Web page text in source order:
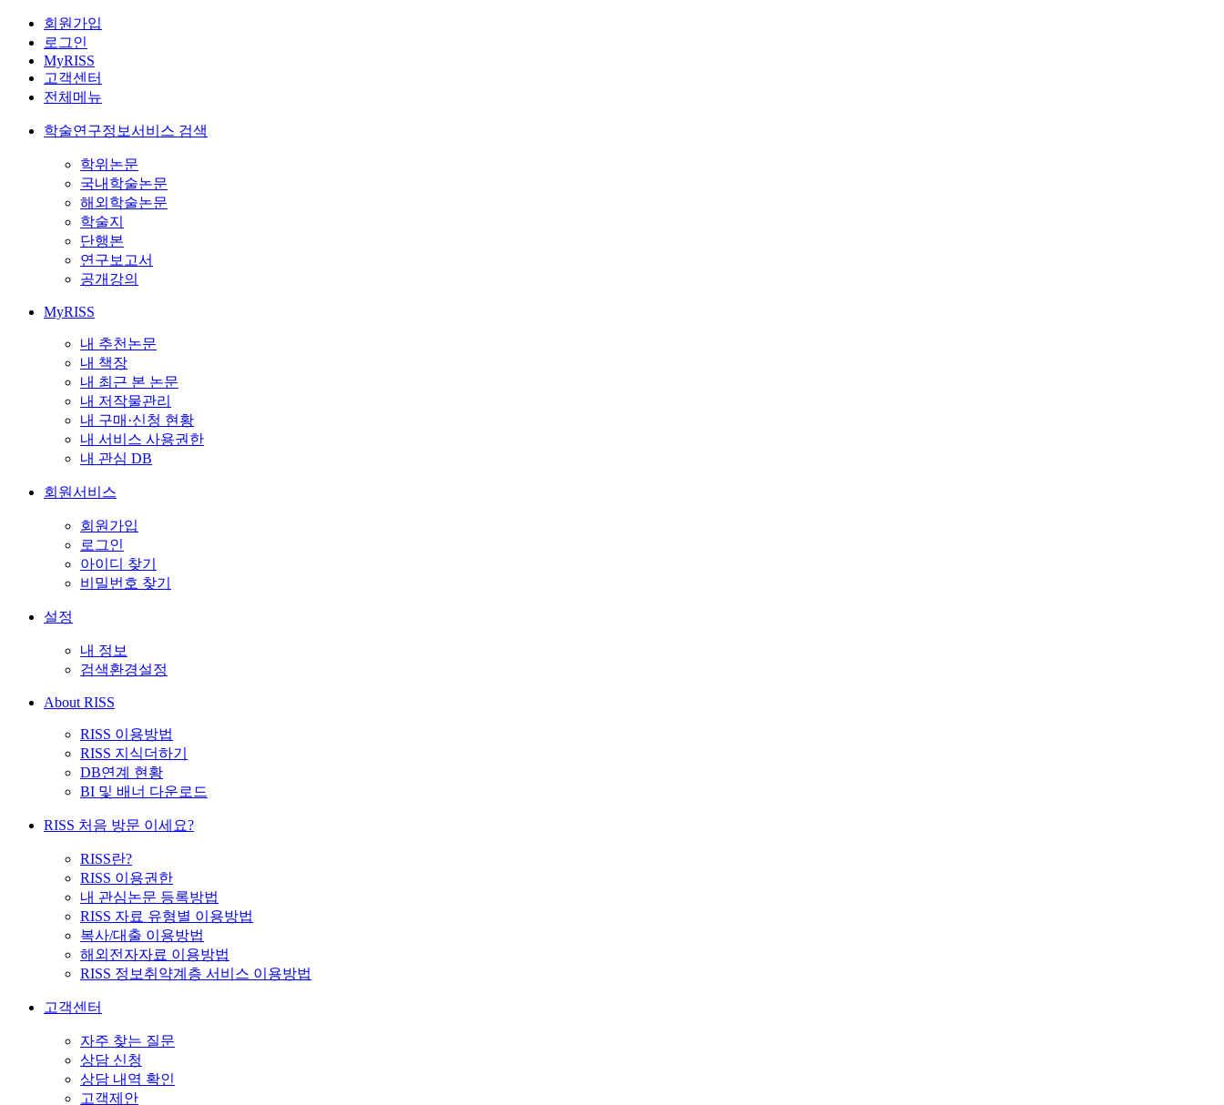
회원가입
로그인
MyRISS
고객센터
전체메뉴
학술연구정보서비스 검색
학위논문
국내학술논문
해외학술논문
학술지
단행본
연구보고서
공개강의
MyRISS
내 추천논문
내 책장
내 최근 본 논문
내 저작물관리
내 구매·신청 현황
내 서비스 사용권한
내 관심 DB
회원서비스
회원가입
로그인
아이디 찾기
비밀번호 찾기
설정
내 정보
검색환경설정
About RISS
RISS 이용방법
RISS 지식더하기
DB연계 현황
BI 및 배너 다운로드
RISS 처음 방문 이세요?
RISS란?
RISS 이용권한
내 관심논문 등록방법
RISS 자료 유형별 이용방법
복사/대출 이용방법
해외전자자료 이용방법
RISS 정보취약계층 서비스 이용방법
고객센터
자주 찾는 질문
상담 신청
상담 내역 확인
고객제안